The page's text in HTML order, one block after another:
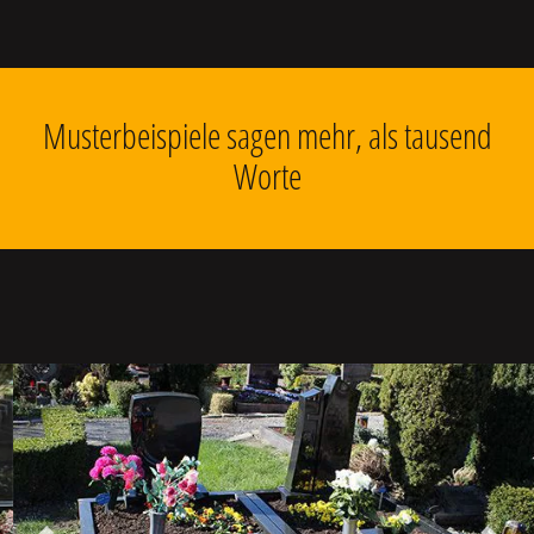
Musterbeispiele sagen mehr, als tausend
Worte